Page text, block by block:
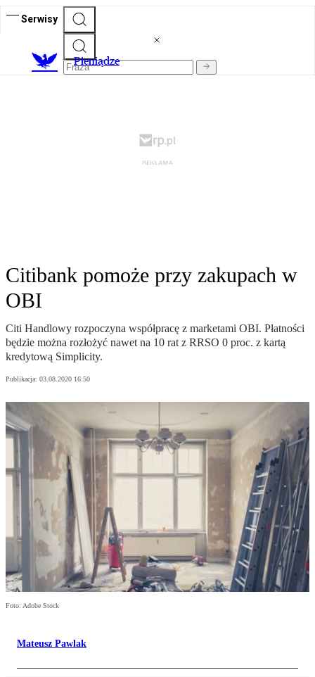
Serwisy
Pieniądze
Citibank pomoże przy zakupach w
OBI
Citi Handlowy rozpoczyna współpracę z marketami OBI. Płatności
będzie można rozłożyć nawet na 10 rat z RRSO 0 proc. z kartą
kredytową Simplicity.
Publikacja: 03.08.2020 16:50
Foto: Adobe Stock
Mateusz Pawlak